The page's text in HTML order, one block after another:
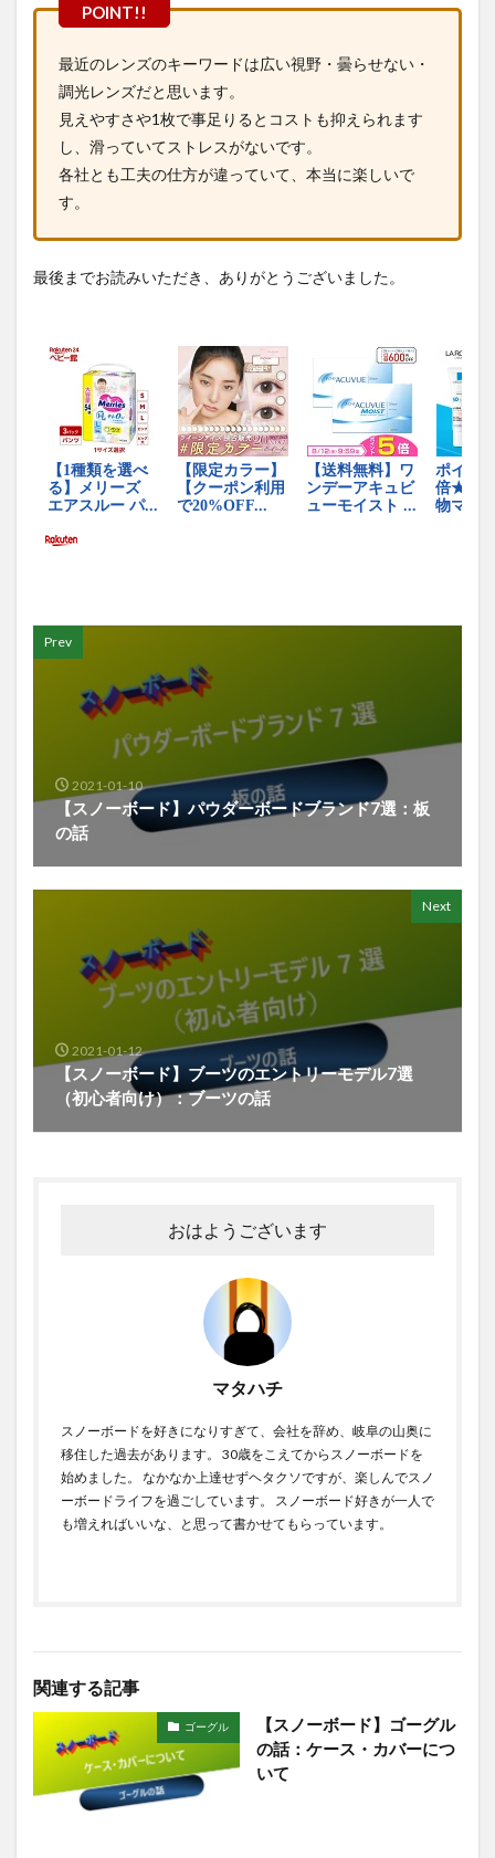
最近のレンズのキーワードは広い視野・曇らせない・
調光レンズだと思います。
見えやすさや1枚で事足りるとコストも抑えられます
し、滑っていてストレスがないです。
各社とも工夫の仕方が違っていて、本当に楽しいで
す。
最後までお読みいただき、ありがとうございました。
Prev
2021-01-10
【スノーボード】パウダーボードブランド7選：板
の話
Next
2021-01-12
【スノーボード】ブーツのエントリーモデル7選
（初心者向け）：ブーツの話
おはようございます
マタハチ
スノーボードを好きになりすぎて、会社を辞め、岐阜の山奥に
移住した過去があります。 30歳をこえてからスノーボードを
始めました。 なかなか上達せずヘタクソですが、楽しんでスノ
ーボードライフを過ごしています。 スノーボード好きが一人で
も増えればいいな、と思って書かせてもらっています。
関連する記事
ゴーグル
【スノーボード】ゴーグル
の話：ケース・カバーにつ
いて